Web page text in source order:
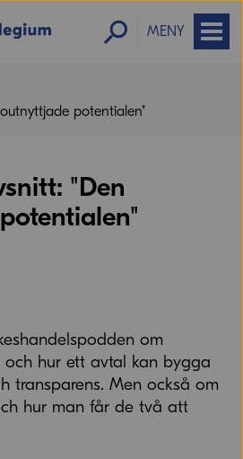
MENY
potentialen"
"Den
om
hur ett avtal kan bygga
transparens. Men också om
hur man får de två att